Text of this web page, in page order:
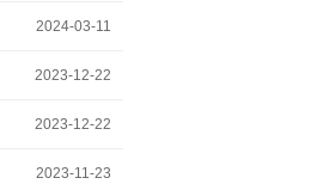
2024-03-11
2023-12-22
2023-12-22
2023-11-23